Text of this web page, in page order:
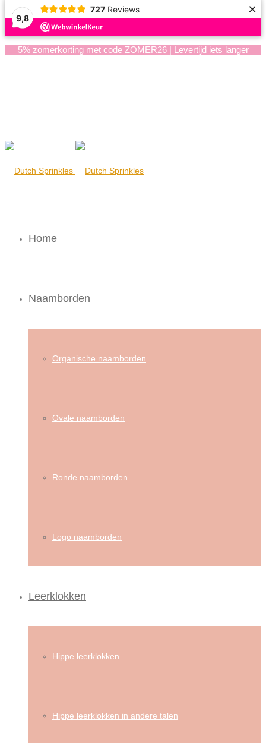
9,8
727 Reviews ×
5% zomerkorting met code ZOMER26 | Levertijd iets langer
Home
Naamborden
Organische naamborden
Ovale naamborden
Ronde naamborden
Logo naamborden
Leerklokken
Hippe leerklokken
Hippe leerklokken in andere talen